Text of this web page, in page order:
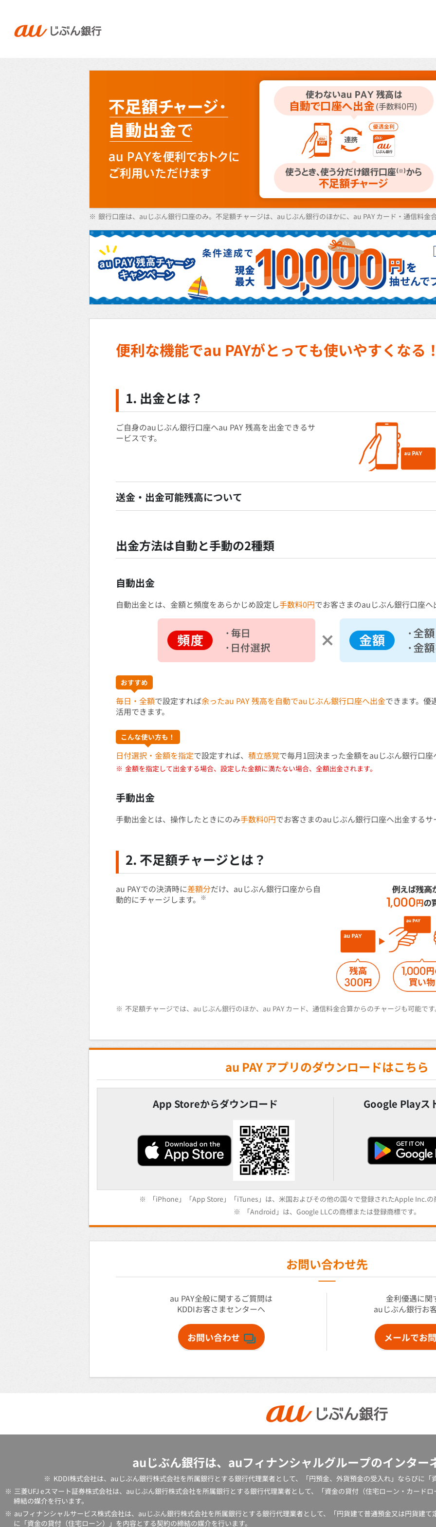
※ 銀行口座は、auじぶん銀行口座のみ。不足額チャージは、auじぶん銀行のほかに、au PAY カード・通信料金
便利な機能でau PAYがとっても使いやすくなる
1. 出金とは？
ご自身のauじぶん銀行口座へau PAY 残高を出金できるサ
ービスです。
送金・出金可能残高について
出金方法は自動と手動の2種類
自動出金
自動出金とは、金額と頻度をあらかじめ設定し手数料0円でお客さまのauじぶん銀行口座
おすすめ
毎日・全額で設定すれば余ったau PAY 残高を自動でauじぶん銀行口座へ出金できます。優
活用できます。
こんな使い方も！
日付選択・金額を指定で設定すれば、 積立感覚で毎月1回決まった金額をauじぶん銀行口座
※ 金額を指定して出金する場合、設定した金額に満たない場合、全額出金されます。
手動出金
手動出金とは、操作したときにのみ手数料0円でお客さまのauじぶん銀行口座へ出金するサ
2. 不足額チャージとは？
au PAYでの決済時に差額分だけ、auじぶん銀行口座から自
動的にチャージします。
※
※ 不足額チャージでは、auじぶん銀行のほか、au PAY カード、通信料金合算からのチャージも可能で
au PAY アプリのダウンロードはこちら
App Storeからダウンロード Google Playス
※
「iPhone」「App Store」「iTunes」は、米国およびその他の国々で登録されたApple Inc.
※
「Android」は、Google LLCの商標または登録商標です。
お問い合わせ先
au PAY全般に関するご質問は
KDDIお客さまセンターへ
お問い合わせ
金利優遇に関
auじぶん銀行お
メールでお
auじぶん銀行は、auフィナンシャルグループのインター
※ KDDI株式会社は、auじぶん銀行株式会社を所属銀行とする銀行代理業者として、「円預金、外貨預金の受入れ」ならびに
※ 三菱UFJ eスマート証券株式会社は、auじぶん銀行株式会社を所属銀行とする銀行代理業者として、「資金の貸付（住宅ローン・カード
締結の媒介を行います。
※ auフィナンシャルサービス株式会社は、auじぶん銀行株式会社を所属銀行とする銀行代理業者として、「円貨建て普通預金又は円貨建
に「資金の貸付（住宅ローン）」を内容とする契約の締結の媒介を行います。